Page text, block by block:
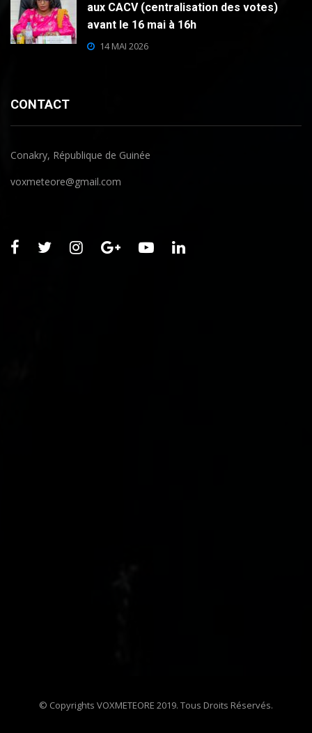
aux CACV (centralisation des votes)
avant le 16 mai à 16h
14 MAI 2026
CONTACT
Conakry, République de Guinée
voxmeteore@gmail.com
© Copyrights VOXMETEORE 2019. Tous Droits Réservés.